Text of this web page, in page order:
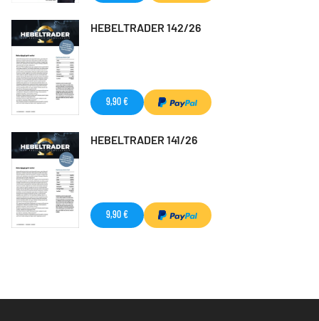
HEBELTRADER 142/26
9,90 €
HEBELTRADER 141/26
9,90 €